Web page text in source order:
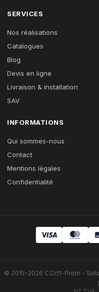
SERVICES
Nos réalisations
Catalogues
Blog
Devis en ligne
Livraison & installation
SAV
INFORMATIONS
Qui sommes-nous
Contact
Mentions légales
Confidentialité
© 2015-2026 C.Diff-Prom -